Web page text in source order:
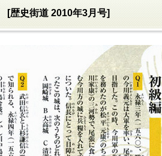
[歴史街道 2010年3月号]